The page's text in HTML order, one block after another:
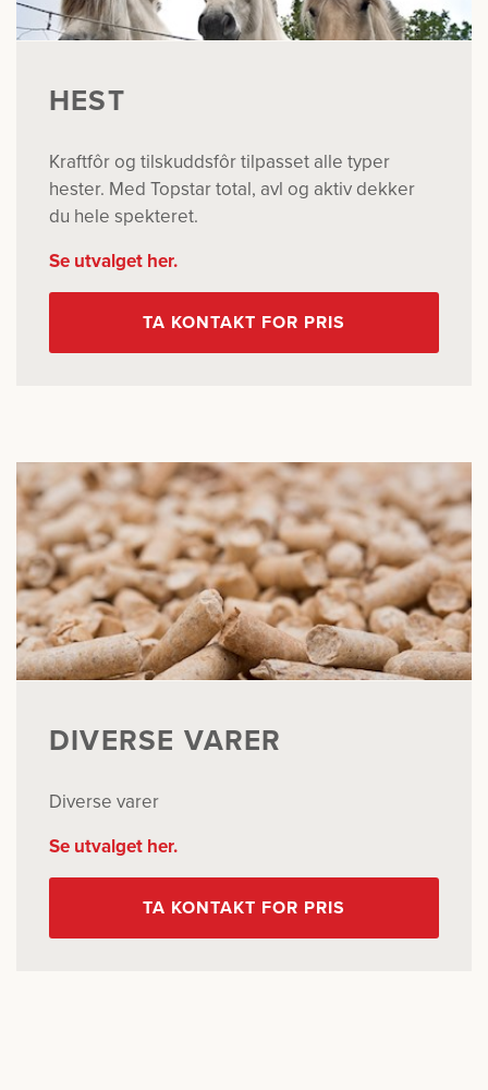
HEST
Kraftfôr og tilskuddsfôr tilpasset alle typer
hester. Med Topstar total, avl og aktiv dekker
du hele spekteret.
Se utvalget her.
TA KONTAKT FOR PRIS
DIVERSE VARER
Diverse varer
Se utvalget her.
TA KONTAKT FOR PRIS